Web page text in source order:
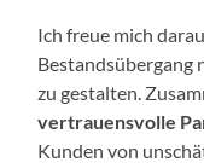
Ich freue mich
Bestandsübergang
zu gestalten.
vertrauensvolle
Kunden von